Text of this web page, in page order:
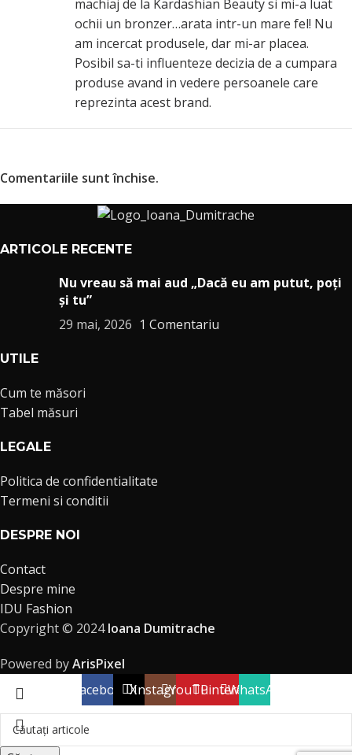
machiaj de la Kardashian Beauty si mi-a luat
ochii un bronzer…arata intr-un mare fel! Nu
am incercat produsele, dar mi-ar placea.
Posibil sa-ti influenteze decizia de a cumpara
produse avand in vedere persoanele care
reprezinta acest brand.
Comentariile sunt închise.
ARTICOLE RECENTE
Nu vreau să mai aud „Dacă eu am putut, poți
și tu”
29 mai, 2026 1 Comentariu
UTILE
Cum te măsori
Tabel măsuri
LEGALE
Politica de confidentialitate
Termeni si conditii
DESPRE NOI
Contact
Despre mine
IDU Fashion
Copyright © 2024Ioana Dumitrache
Powered byArisPixel
FacebookXInstagramYouTubePinterestWhatsApp